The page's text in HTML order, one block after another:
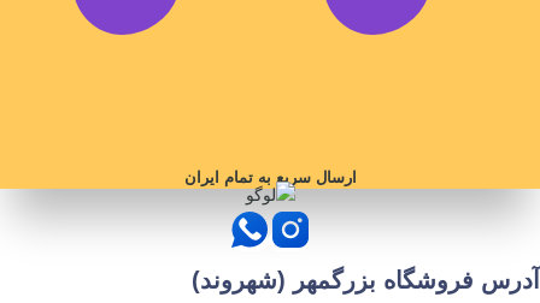
ارسال سریع به تمام ایران
آدرس فروشگاه بزرگمهر (شهروند)